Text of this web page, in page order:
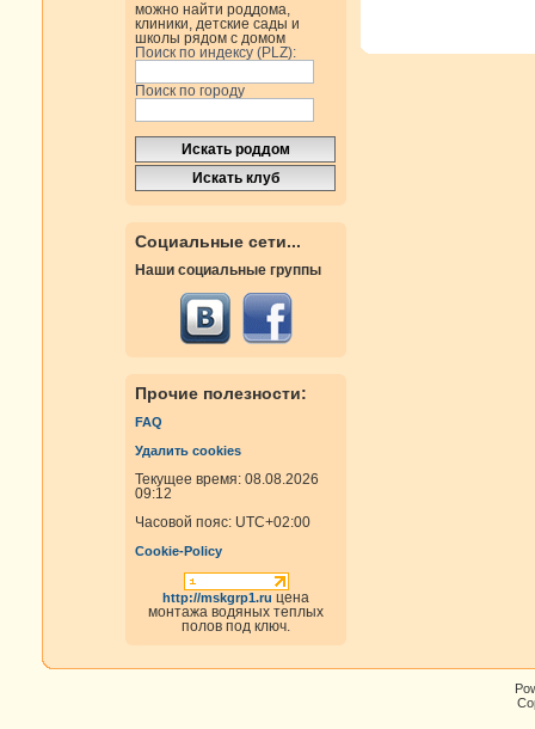
можно найти роддома,
клиники, детские сады и
школы рядом с домом
Поиск по индексу (PLZ):
Поиск по городу
Социальные сети...
Наши социальные группы
Прочие полезности:
FAQ
Удалить cookies
Текущее время: 08.08.2026
09:12
Часовой пояс: UTC+02:00
Cookie-Policy
http://mskgrp1.ru цена
монтажа водяных теплых
полов под ключ.